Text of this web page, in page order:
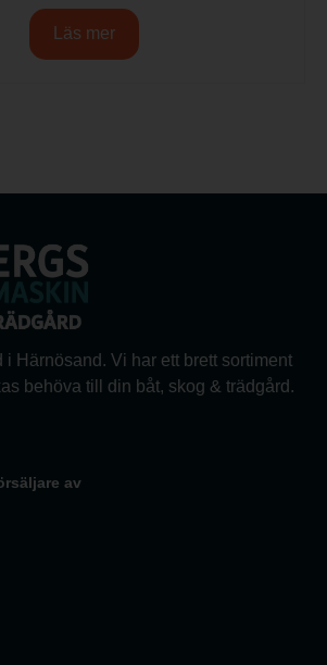
Läs mer
i Härnösand. Vi har ett brett sortiment
behöva till din båt, skog & trädgård.
av